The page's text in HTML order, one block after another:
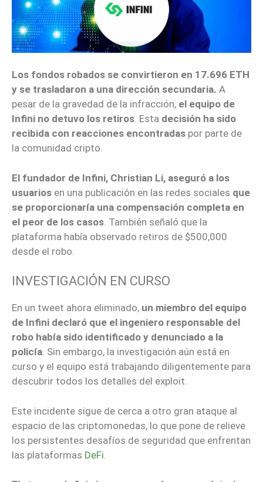
Los fondos robados se convirtieron en 17.696 ETH
y se trasladaron a una dirección secundaria. A
pesar de la gravedad de la infracción, el equipo de
Infini no detuvo los retiros. Esta decisión ha sido
recibida con reacciones encontradas por parte de
la comunidad cripto.
El fundador de Infini, Christian Li, aseguró a los
usuarios en una publicación en las redes sociales que
se proporcionaría una compensación completa en
el peor de los casos . También señaló que la
plataforma había observado retiros de $500,000
desde el robo.
INVESTIGACIÓN EN CURSO
En un tweet ahora eliminado, un miembro del equipo
de Infini declaró que el ingeniero responsable del
robo había sido identificado y denunciado a la
policía. Sin embargo, la investigación aún está en
curso y el equipo está trabajando diligentemente para
descubrir todos los detalles del exploit.
Este incidente sigue de cerca a otro gran ataque al
espacio de las criptomonedas, lo que pone de relieve
los persistentes desafíos de seguridad que enfrentan
las plataformas DeFi